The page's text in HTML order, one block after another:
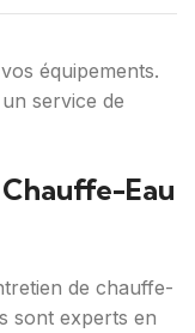
équipements.
service de
Eau
de chauffe-
sont experts en